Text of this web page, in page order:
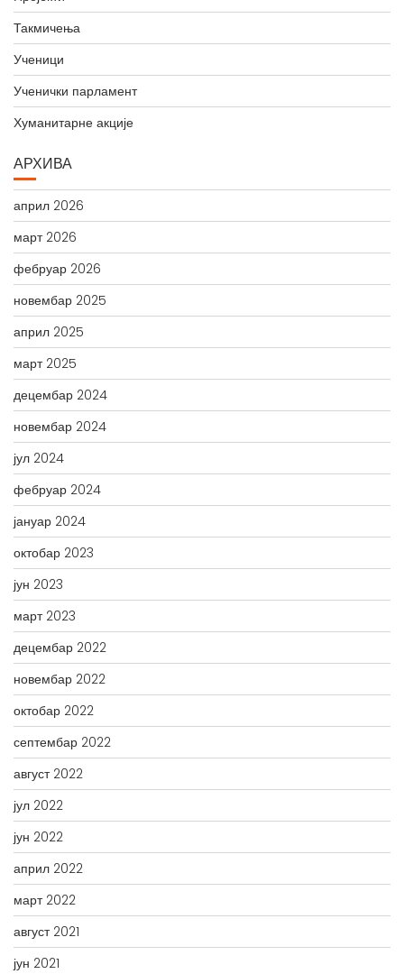
Такмичења
Ученици
Ученички парламент
Хуманитарне акције
АРХИВА
април 2026
март 2026
фебруар 2026
новембар 2025
април 2025
март 2025
децембар 2024
новембар 2024
јул 2024
фебруар 2024
јануар 2024
октобар 2023
јун 2023
март 2023
децембар 2022
новембар 2022
октобар 2022
септембар 2022
август 2022
јул 2022
јун 2022
април 2022
март 2022
август 2021
јун 2021